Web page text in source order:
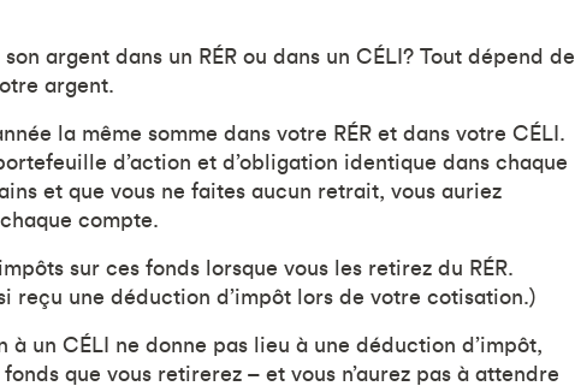
argent dans un RÉR ou dans un CÉLI? Tout dépend de
argent.
la même somme dans votre RÉR et dans votre CÉLI.
d’action et d’obligation identique dans chaque
et que vous ne faites aucun retrait, vous auriez
compte.
sur ces fonds lorsque vous les retirez du RÉR.
reçu une déduction d’impôt lors de votre cotisation.)
à un CÉLI ne donne pas lieu à une déduction d’impôt,
que vous retirerez – et vous n’aurez pas à attendre